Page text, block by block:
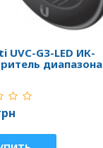
UVC-G3-LED ИК-
диапазона